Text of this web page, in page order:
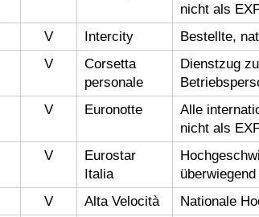
nicht als
V Intercity Bestellte,
V
Corsetta
personale
Dienstzug
V Euronotte
Alle
nicht als
V
Eurostar
Italia
V Alta Velocità Nationale